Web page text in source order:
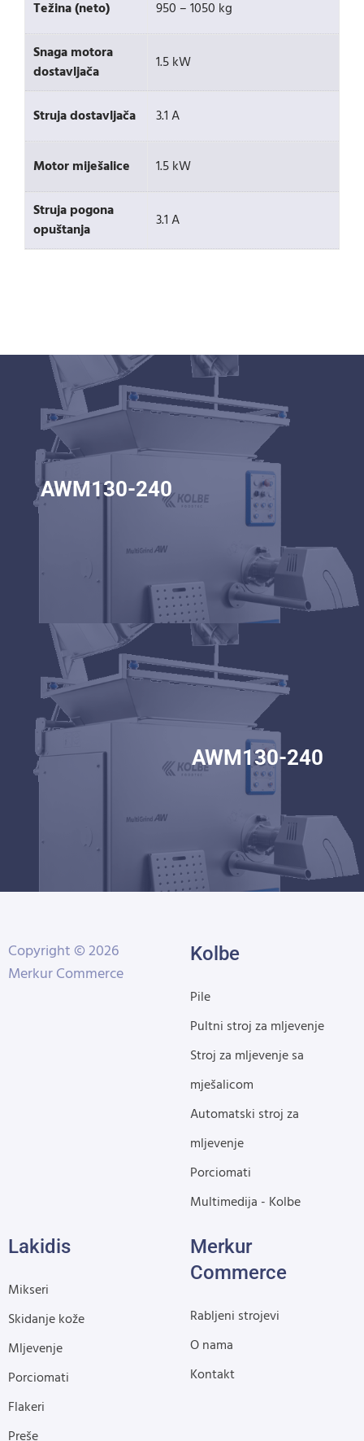
Težina (neto) 950 – 1050 kg
Snaga motora
dostavljača
1.5 kW
Struja dostavljača 3.1 A
Motor miješalice 1.5 kW
Struja pogona
opuštanja
3.1 A
AWM130-240
AWM130-240
Copyright © 2026
Merkur Commerce
Kolbe
Pile
Pultni stroj za mljevenje
Stroj za mljevenje sa
mješalicom
Automatski stroj za
mljevenje
Porciomati
Multimedija - Kolbe
Lakidis
Mikseri
Skidanje kože
Mljevenje
Porciomati
Flakeri
Merkur
Commerce
Rabljeni strojevi
O nama
Kontakt